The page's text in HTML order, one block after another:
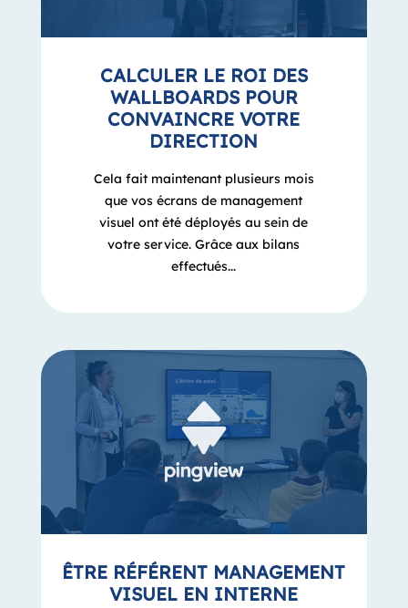
CALCULER LE ROI DES
WALLBOARDS POUR
CONVAINCRE VOTRE
DIRECTION
Cela fait maintenant plusieurs mois
que vos écrans de management
visuel ont été déployés au sein de
votre service. Grâce aux bilans
effectués...
ÊTRE RÉFÉRENT MANAGEMENT
VISUEL EN INTERNE